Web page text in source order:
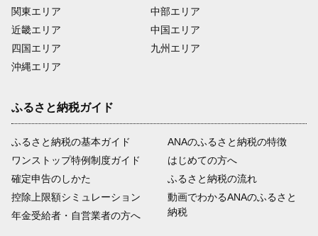
関東エリア
近畿エリア
四国エリア
沖縄エリア
中部エリア
中国エリア
九州エリア
ふるさと納税ガイド
ふるさと納税の基本ガイド
ワンストップ特例制度ガイド
確定申告のしかた
控除上限額シミュレーション
年金受給者・自営業者の方へ
ANAのふるさと納税の特徴
はじめての方へ
ふるさと納税の流れ
動画でわかるANAのふるさと
納税